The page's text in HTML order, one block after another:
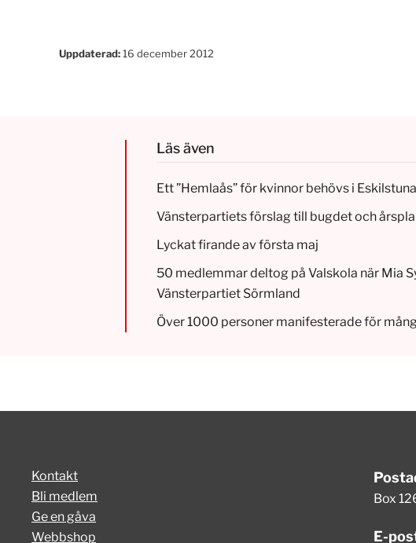
Uppdaterad:16 december 2012
Läs även
Ett ”Hemlaås” för kvinnor behövs i Eskilstuna
Vänsterpartiets förslag till bugdet och
Lyckat firande av första maj
50 medlemmar deltog på Valskola när Mia
Vänsterpartiet Sörmland
Över 1000 personer manifesterade för
Kontakt
Bli medlem
Ge en gåva
Webbshop
Box
E-